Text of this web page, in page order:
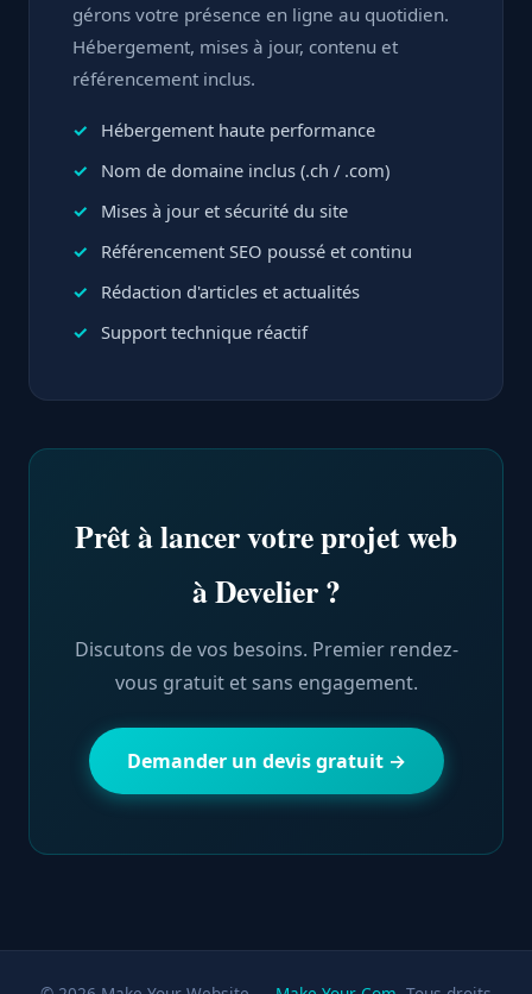
gérons votre présence en ligne au quotidien.
Hébergement, mises à jour, contenu et
référencement inclus.
Hébergement haute performance
Nom de domaine inclus (.ch / .com)
Mises à jour et sécurité du site
Référencement SEO poussé et continu
Rédaction d'articles et actualités
Support technique réactif
Prêt à lancer votre projet web
à Develier ?
Discutons de vos besoins. Premier rendez-
vous gratuit et sans engagement.
Demander un devis gratuit →